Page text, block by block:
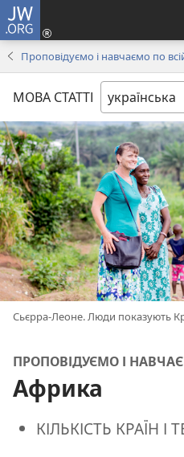
JW.ORG
Проповідуємо і навчаємо по
МОВА СТАТТІ
Сьєрра-Леоне. Люди показують
ПРОПОВІДУЄМО І
Африка
КІЛЬКІСТЬ КРАЇН І